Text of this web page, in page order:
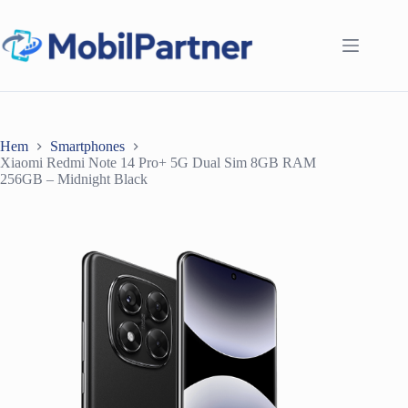
innehåll
Hem
Smartphones
Xiaomi Redmi Note 14 Pro+ 5G Dual Sim 8GB RAM
256GB – Midnight Black